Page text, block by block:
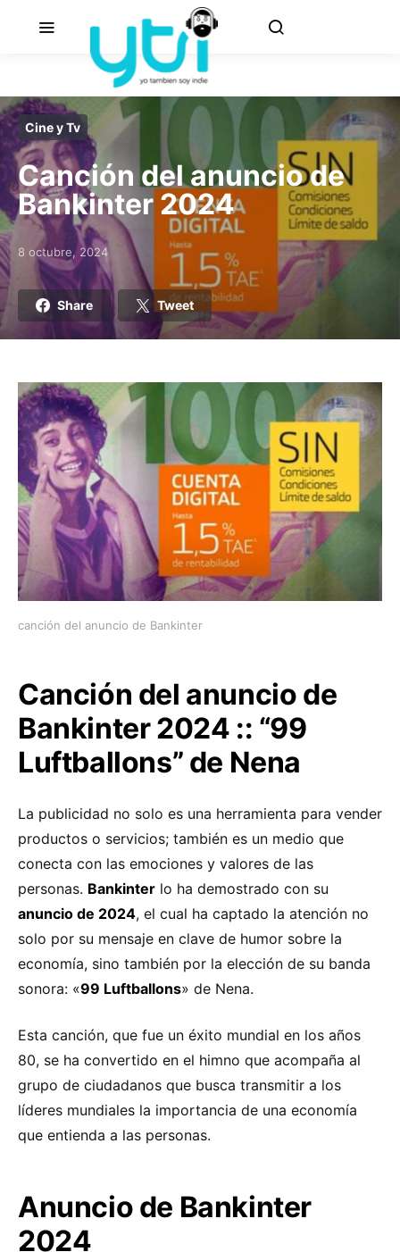
Cine y Tv
Canción del anuncio de
Bankinter 2024
Posted on
8 octubre, 2024
Share Tweet
canción del anuncio de Bankinter
Canción del anuncio de
Bankinter 2024 :: “99
Luftballons” de Nena
La publicidad no solo es una herramienta para vender
productos o servicios; también es un medio que
conecta con las emociones y valores de las
personas. Bankinter lo ha demostrado con su
anuncio de 2024, el cual ha captado la atención no
solo por su mensaje en clave de humor sobre la
economía, sino también por la elección de su banda
sonora: «99 Luftballons» de Nena.
Esta canción, que fue un éxito mundial en los años
80, se ha convertido en el himno que acompaña al
grupo de ciudadanos que busca transmitir a los
líderes mundiales la importancia de una economía
que entienda a las personas.
Anuncio de Bankinter
2024